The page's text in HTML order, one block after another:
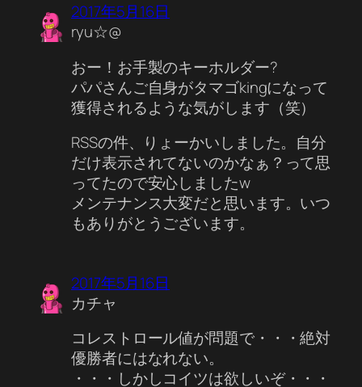
2017年5月16日
ryu☆@
おー！お手製のキーホルダー?
パパさんご自身がタマゴkingになって
獲得されるような気がします（笑）
RSSの件、りょーかいしました。自分
だけ表示されてないのかなぁ？って思
ってたので安心しましたw
メンテナンス大変だと思います。いつ
もありがとうございます。
2017年5月16日
カチャ
コレストロール値が問題で・・・絶対
優勝者にはなれない。
・・・しかしコイツは欲しいぞ・・・